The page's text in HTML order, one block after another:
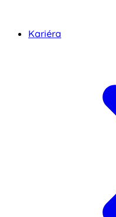
Kariéra